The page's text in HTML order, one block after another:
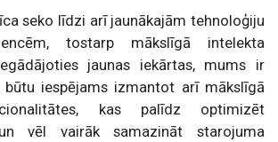
seko līdzi arī jaunākajām tehnoloģiju
tostarp mākslīgā intelekta
jaunas iekārtas, mums ir
iespējams izmantot arī mākslīgā
kas palīdz optimizēt
vēl vairāk samazināt starojuma